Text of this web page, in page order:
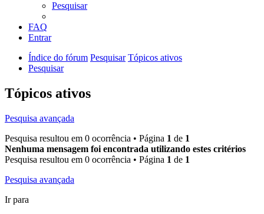
Pesquisar
FAQ
Entrar
Índice do fórum Pesquisar Tópicos ativos
Pesquisar
Tópicos ativos
Pesquisa avançada
Pesquisa resultou em 0 ocorrência • Página 1 de 1
Nenhuma mensagem foi encontrada utilizando estes critérios
Pesquisa resultou em 0 ocorrência • Página 1 de 1
Pesquisa avançada
Ir para